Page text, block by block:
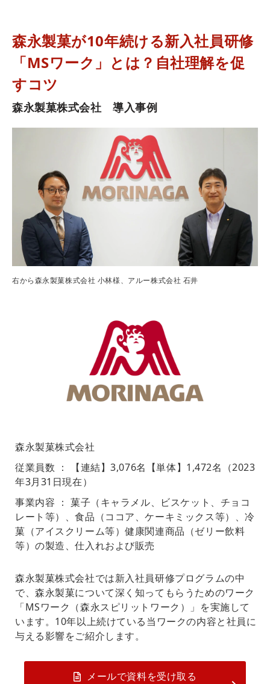
森永製菓が10年続ける新入社員研修
「MSワーク」とは？自社理解を促
すコツ
森永製菓株式会社　導入事例
右から森永製菓株式会社 小林様、アルー株式会社 石井
森永製菓株式会社
従業員数 ： 【連結】3,076名【単体】1,472名（2023
年3月31日現在）
事業内容 ： 菓子（キャラメル、ビスケット、チョコ
レート等）、食品（ココア、ケーキミックス等）、冷
菓（アイスクリーム等）健康関連商品（ゼリー飲料
等）の製造、仕入れおよび販売
森永製菓株式会社では新入社員研修プログラムの中
で、森永製菓について深く知ってもらうためのワーク
「MSワーク（森永スピリットワーク）」を実施して
います。10年以上続けている当ワークの内容と社員に
与える影響をご紹介します。
メールで資料を受け取る